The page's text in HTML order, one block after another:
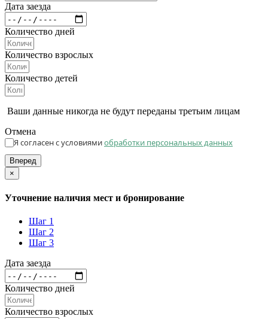
Дата заезда
Количество дней
Количество взрослых
Количество детей
Ваши данные никогда не будут переданы третьим лицам
Отмена
Я согласен с условиямиобработки персональных данных
Вперед
×
Уточнение наличия мест и бронирование
Шаг 1
Шаг 2
Шаг 3
Дата заезда
Количество дней
Количество взрослых